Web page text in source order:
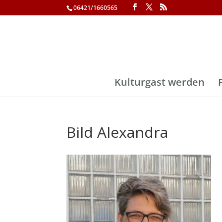
06421/1660565
Kulturgast werden
Bild Alexandra